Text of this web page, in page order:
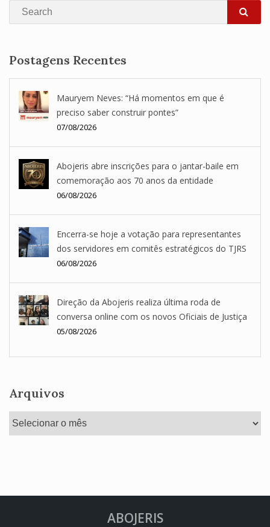
Search
Postagens Recentes
Mauryem Neves: “Há momentos em que é
preciso saber construir pontes”
07/08/2026
Abojeris abre inscrições para o jantar-baile em
comemoração aos 70 anos da entidade
06/08/2026
Encerra-se hoje a votação para representantes
dos servidores em comitês estratégicos do TJRS
06/08/2026
Direção da Abojeris realiza última roda de
conversa online com os novos Oficiais de Justiça
05/08/2026
Arquivos
Arquivos
ABOJERIS